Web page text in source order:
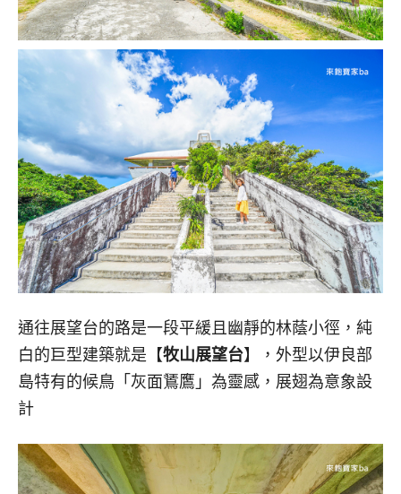
通往展望台的路是一段平緩且幽靜的林蔭小徑，純
白的巨型建築就是【牧山展望台】，外型以伊良部
島特有的候鳥「灰面鵟鷹」為靈感，展翅為意象設
計